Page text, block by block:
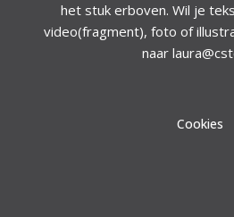
het stuk erboven. Wil je
video(fragment), foto of
naar
Cookies